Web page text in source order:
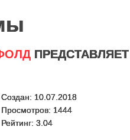
ПРЕДСТАВЛЯЕТ
Создан: 10.07.2018
Просмотров: 1444
Рейтинг: 3.04